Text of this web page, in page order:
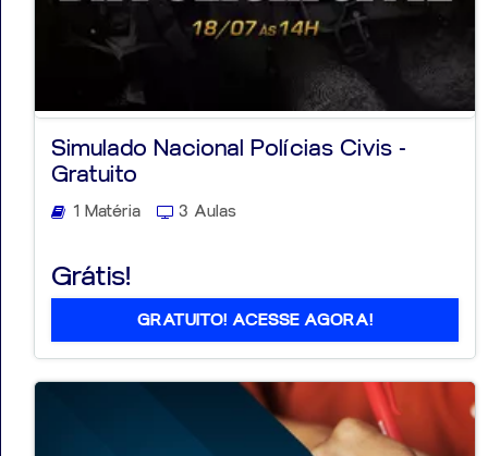
Simulado Nacional Polícias Civis -
Gratuito
1 Matéria 3 Aulas
Grátis!
GRATUITO! ACESSE AGORA!